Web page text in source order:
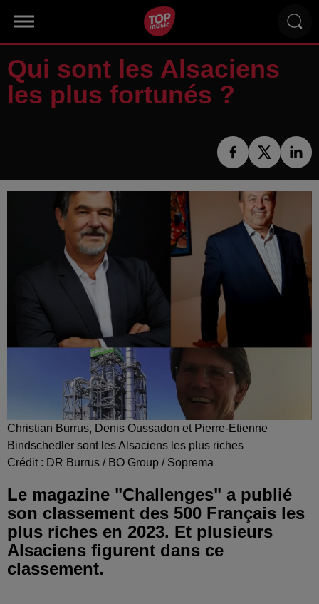
Qui sont les Alsaciens
les plus fortunés ?
Christian Burrus, Denis Oussadon et Pierre-Etienne
Bindschedler sont les Alsaciens les plus riches
Crédit : DR Burrus / BO Group / Soprema
Le magazine "Challenges" a publié
son classement des 500 Français les
plus riches en 2023. Et plusieurs
Alsaciens figurent dans ce
classement.